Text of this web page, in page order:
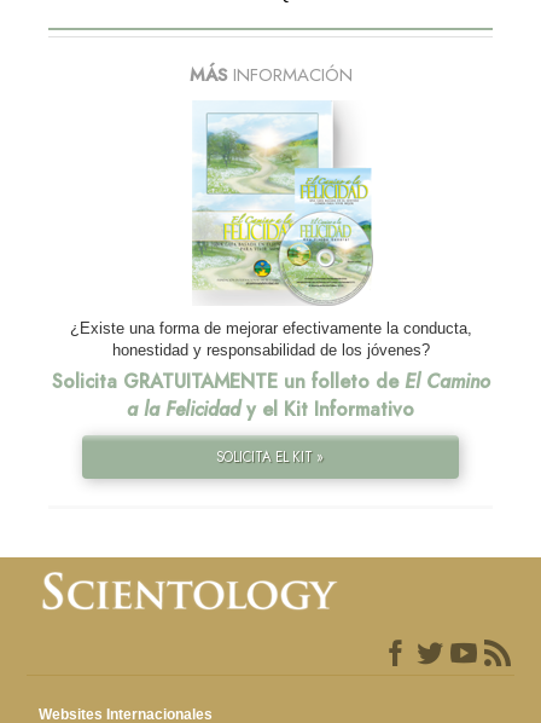
MÁSINFORMACIÓN
¿Existe una forma de mejorar efectivamente la conducta,
honestidad y responsabilidad de los jóvenes?
Solicita GRATUITAMENTE un folleto de El Camino
a la Felicidady el Kit Informativo
SOLICITA EL KIT »
Websites Internacionales